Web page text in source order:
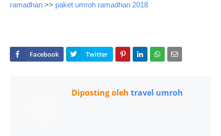
ramadhan >> paket umroh ramadhan 2018
Diposting oleh travel umroh